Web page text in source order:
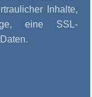
Inhalte,
eine SSL-